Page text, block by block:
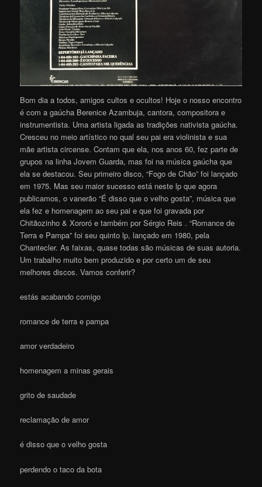
Bom dia a todos, amigos cultos e ocultos! Hoje o nosso encontro
é com a gaúcha Berenice Azambuja, cantora, compositora e
instrumentista. Uma artista ligada as tradições nativista gaúcha.
Cresceu no meio artístico no qual seu pai era violinista e sua
mãe artista circense. Contam que ela, nos anos 60, fez parte de
grupos na linha Jovem Guarda, mas foi na música gaúcha que
ela se destacou. Seu primeiro disco, “Fogo de Chão” foi lançado
em 1975. Mas seu maior sucesso está neste lp que agora
publicamos, o vanerão “É disso que o velho gosta”, música que
ela fez e homenagem ao seu pai e que foi gravada por
Chitãozinho & Xororó e também por Sérgio Reis . “Romance de
Terra e Pampa” foi seu quinto lp, lançado em 1980, pela
Chantecler. As faixas, quase todas são músicas de suas autoria.
Um trabalho muito bem produzido e por certo um de seu
melhores discos. Vamos conferir?
estás acabando comigo
romance de terra e pampa
amor verdadeiro
homenagem a minas gerais
grito de saudade
reclamação de amor
é disso que o velho gosta
perdendo o taco da bota